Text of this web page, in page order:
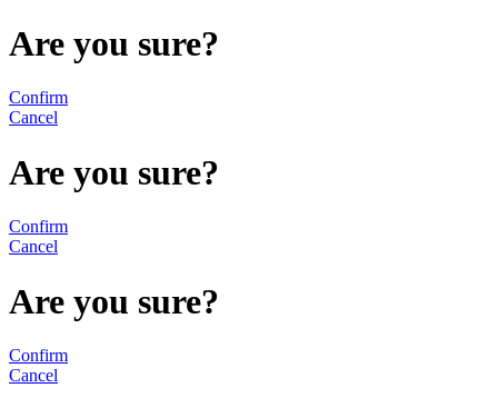
Are you sure?
Confirm
Cancel
Are you sure?
Confirm
Cancel
Are you sure?
Confirm
Cancel